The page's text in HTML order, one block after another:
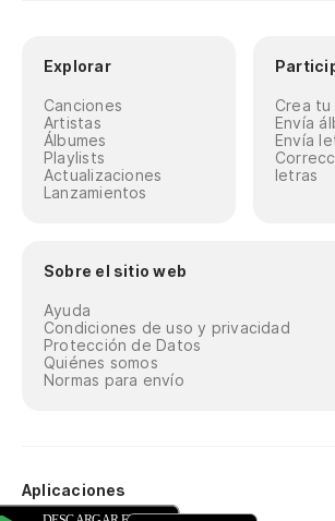
Explorar
Canciones
Artistas
Álbumes
Playlists
Actualizaciones
Lanzamientos
Crea tu
Envía
Envía
letras
Sobre el sitio web
Ayuda
Condiciones de uso y privacidad
Protección de Datos
Quiénes somos
Normas para envío
Aplicaciones